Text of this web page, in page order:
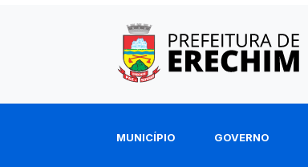
MUNICÍPIO GOVERNO